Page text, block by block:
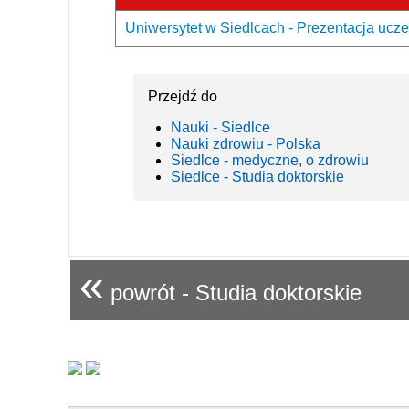
Uniwersytet w Siedlcach - Prezentacja
Przejdź do
Nauki - Siedlce
Nauki zdrowiu - Polska
Siedlce - medyczne, o zdrowiu
Siedlce - Studia doktorskie
« powrót - Studia doktorskie